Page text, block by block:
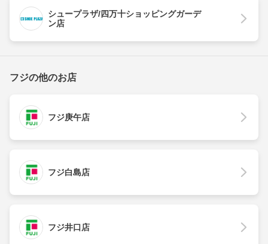
シュープラザ/四万十ショッピングガーデ
ン店
フジの他のお店
フジ庚午店
フジ白島店
フジ井口店